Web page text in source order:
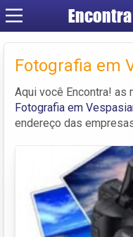
Encontra
Fotografia em
Aqui você Encontra!
Fotografia em
endereço das